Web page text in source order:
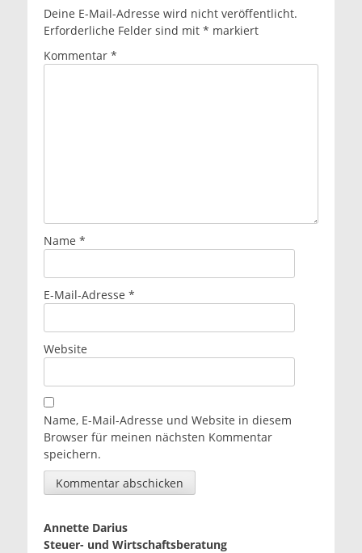
Deine E-Mail-Adresse wird nicht veröffentlicht.
Erforderliche Felder sind mit * markiert
Kommentar *
Name *
E-Mail-Adresse *
Website
Name, E-Mail-Adresse und Website in diesem
Browser für meinen nächsten Kommentar
speichern.
Annette Darius
Steuer- und Wirtschaftsberatung